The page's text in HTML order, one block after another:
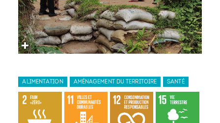
ALIMENTATION AMÉNAGEMENT DU TERRITOIRE SANTÉ